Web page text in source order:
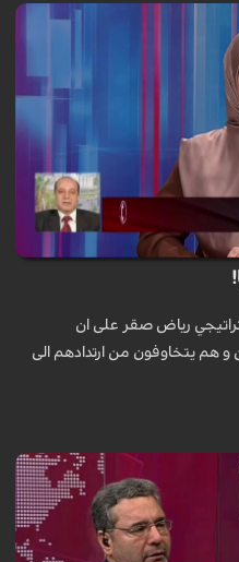
رياض صقر على ان
و هم يتخاوفون من ارتدادهم الى